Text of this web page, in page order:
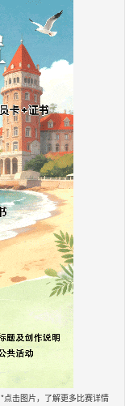
*点击图片，了解更多比赛详情